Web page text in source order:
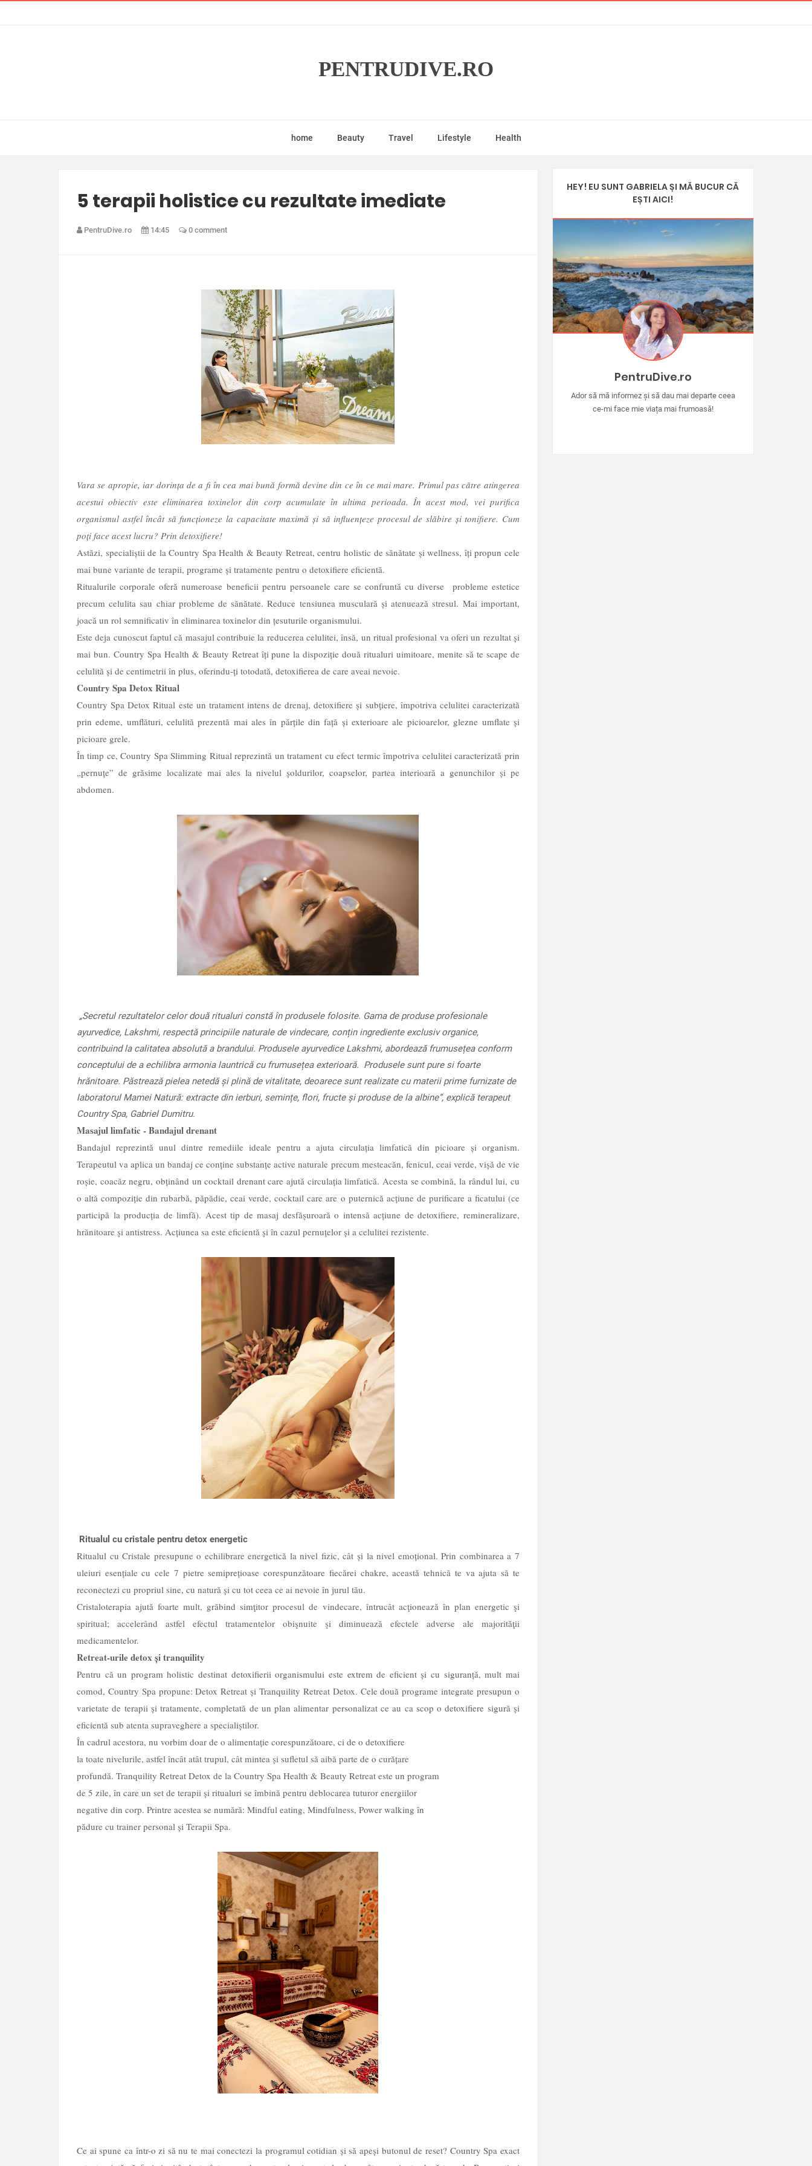
PENTRUDIVE.RO
home Beauty Travel Lifestyle Health
5 terapii holistice cu rezultate imediate
PentruDive.ro 14:45 0 comment
Vara se apropie, iar dorința de a fi în cea mai bună formă devine din ce în ce mai mare. Primul pas către atingerea
acestui obiectiv este eliminarea toxinelor din corp acumulate în ultima perioada. În acest mod, vei purifica
organismul astfel încât să funcționeze la capacitate maximă și să influențeze procesul de slăbire și tonifiere. Cum
poți face acest lucru? Prin detoxifiere!
Astăzi, specialiștii de la Country Spa Health & Beauty Retreat, centru holistic de sănătate și wellness, îți propun cele
mai bune variante de terapii, programe și tratamente pentru o detoxifiere eficientă.
Ritualurile corporale oferă numeroase beneficii pentru persoanele care se confruntă cu diverse
probleme estetice
precum celulita sau chiar probleme de sănătate. Reduce tensiunea musculară și atenuează stresul. Mai important,
joacă un rol semnificativ în eliminarea toxinelor din țesuturile organismului.
Este deja cunoscut faptul că masajul contribuie la reducerea celulitei, însă, un ritual profesional va oferi un rezultat și
mai bun. Country Spa Health & Beauty Retreat îți pune la dispoziție două ritualuri uimitoare, menite să te scape de
celulită și de centimetrii în plus, oferindu-ți totodată, detoxifierea de care aveai nevoie.
Country Spa Detox Ritual
Country Spa Detox Ritual este un tratament intens de drenaj, detoxifiere și subțiere, împotriva celulitei caracterizată
prin edeme, umflături, celulită prezentă mai ales în părțile din față și exterioare ale picioarelor, glezne umflate și
picioare grele.
În timp ce, Country Spa Slimming Ritual reprezintă un tratament cu efect termic împotriva celulitei caracterizată prin
„pernuțe” de grăsime localizate mai ales la nivelul șoldurilor, coapselor, partea interioară a genunchilor și pe
abdomen.
„Secretul rezultatelor celor două ritualuri constă în produsele folosite. Gama de produse profesionale
ayurvedice, Lakshmi, respectă principiile naturale de vindecare, conțin ingrediente exclusiv organice,
contribuind la calitatea absolută a brandului. Produsele ayurvedice Lakshmi, abordează frumusețea conform
conceptului de a echilibra armonia launtrică cu frumusețea exterioară. Produsele sunt pure si foarte
hrănitoare. Păstrează pielea netedă și plină de vitalitate, deoarece sunt realizate cu materii prime furnizate de
laboratorul Mamei Natură: extracte din ierburi, semințe, flori, fructe și produse de la albine”, explică terapeut
Country Spa, Gabriel Dumitru.
Masajul limfatic - Bandajul drenant
Bandajul reprezintă unul dintre remediile ideale pentru a ajuta circulația limfatică din picioare și organism.
Terapeutul va aplica un bandaj ce conține substanțe active naturale precum mesteacăn, fenicul, ceai verde, vișă de vie
roșie, coacăz negru, obținând un cocktail drenant care ajută circulația limfatică. Acesta se combină, la rândul lui, cu
o altă compoziție din rubarbă, păpădie, ceai verde, cocktail care are o puternică acțiune de purificare a ficatului (ce
participă la producția de limfă). Acest tip de masaj desfășuroară o intensă acțiune de detoxifiere, remineralizare,
hrănitoare și antistress. Acțiunea sa este eficientă și în cazul pernuțelor și a celulitei rezistente.
Ritualul cu cristale pentru detox energetic
Ritualul cu Cristale presupune o echilibrare energetică la nivel fizic, cât și la nivel emoțional. Prin combinarea a 7
uleiuri esențiale cu cele 7 pietre semiprețioase corespunzătoare fiecărei chakre, această tehnică te va ajuta să te
reconectezi cu propriul sine, cu natură și cu tot ceea ce ai nevoie în jurul tău.
Cristaloterapia ajută foarte mult, grăbind simţitor procesul de vindecare, întrucât acţionează în plan energetic şi
spiritual; accelerând astfel efectul tratamentelor obişnuite şi diminuează efectele adverse ale majorităţii
medicamentelor.
Retreat-urile detox și tranquility
Pentru că un program holistic destinat detoxifierii organismului este extrem de eficient și cu siguranță, mult mai
comod, Country Spa propune: Detox Retreat și Tranquility Retreat Detox. Cele două programe integrate presupun o
varietate de terapii și tratamente, completată de un plan alimentar personalizat ce au ca scop o detoxifiere sigură și
eficientă sub atenta supraveghere a specialiștilor.
În cadrul acestora, nu vorbim doar de o alimentație corespunzătoare, ci de o detoxifiere
la toate nivelurile, astfel încât atât trupul, cât mintea și sufletul să aibă parte de o curățare
profundă. Tranquility Retreat Detox de la Country Spa Health & Beauty Retreat este un program
de 5 zile, în care un set de terapii și ritualuri se îmbină pentru deblocarea tuturor energiilor
negative din corp. Printre acestea se numără: Mindful eating, Mindfulness, Power walking în
pădure cu trainer personal și Terapii Spa.
Ce ai spune ca într-o zi să nu te mai conectezi la programul cotidian și să apeși butonul de reset? Country Spa exact
HEY! EU SUNT GABRIELA ȘI MĂ BUCUR CĂ
EȘTI AICI!
PentruDive.ro
Ador să mă informez și să dau mai departe ceea
ce-mi face mie viața mai frumoasă!